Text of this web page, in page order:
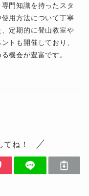
門知識を持ったスタ
用方法について丁寧
定期的に登山教室や
トも開催しており、
機会が豊富です。
ね！